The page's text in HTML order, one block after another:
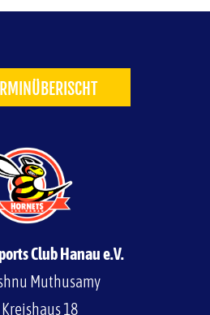
Club Hanau e.V.
Muthusamy
18